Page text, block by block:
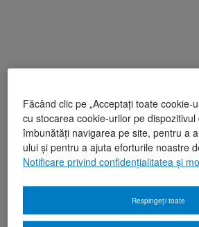
Făcând clic pe „Acceptați toate cookie-
cu stocarea cookie-urilor pe dispozitivul
îmbunătăți navigarea pe site, pentru a
ului și pentru a ajuta eforturile noastre
Notificare privind confidențialitatea și
Respingeți toate